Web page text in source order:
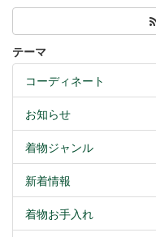
テーマ
コーディネート
お知らせ
着物ジャンル
新着情報
着物お手入れ